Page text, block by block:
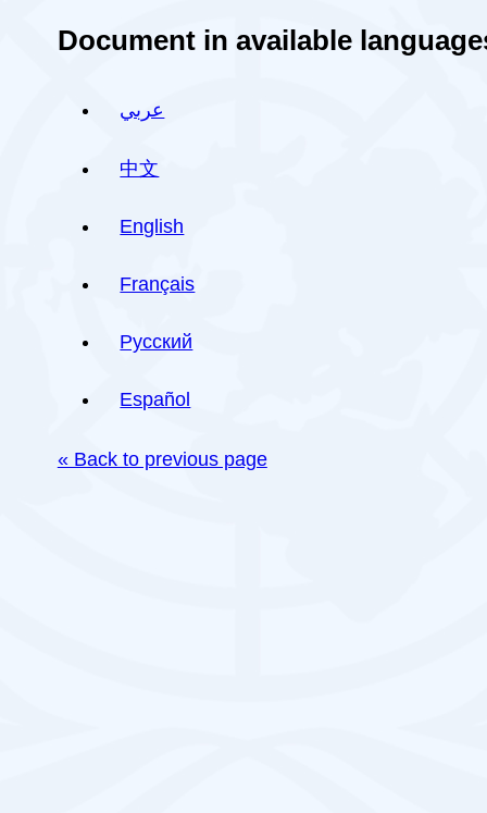
Document in available
عربي
中文
English
Français
Русский
Español
« Back to previous page